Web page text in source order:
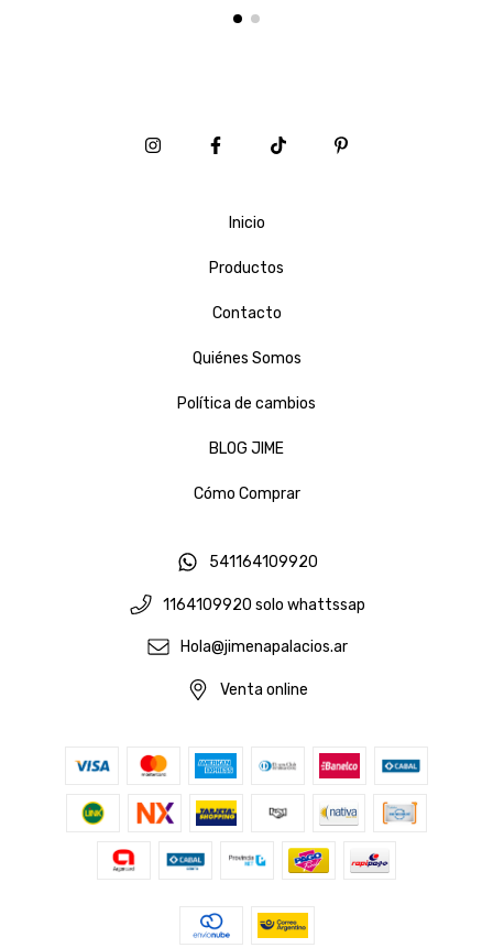
Inicio
Productos
Contacto
Quiénes Somos
Política de cambios
BLOG JIME
Cómo Comprar
541164109920
1164109920 solo whattssap
Hola@jimenapalacios.ar
Venta online